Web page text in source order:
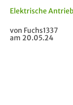
Elektrische
von Fuchs1337
am 20.05.24